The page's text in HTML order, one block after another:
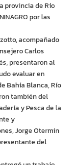
provincia de Río
por las
acompañado
Carlos
presentaron al
evaluar en
Bahía Blanca, Río
también del
y Pesca de la
y
Jorge Otermin
del